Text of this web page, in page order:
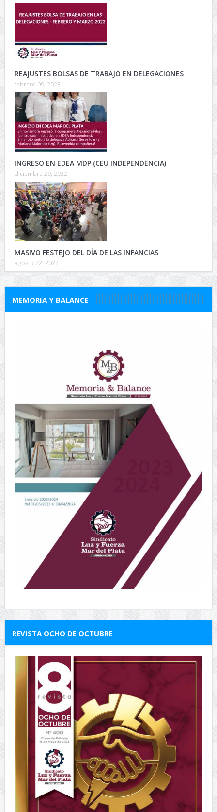
REAJUSTES BOLSAS DE TRABAJO EN DELEGACIONES
febrero 09, 2023
INGRESO EN EDEA MDP (CEU INDEPENDENCIA)
diciembre 29, 2022
MASIVO FESTEJO DEL DÍA DE LAS INFANCIAS
agosto 22, 2022
MEMORIA Y BALANCE
REVISTA OCHO DE OCTUBRE